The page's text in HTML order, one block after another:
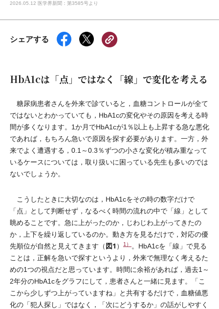
2026.05.12 医学界新聞：第3585号より
シェアする
HbA1cは「点」ではなく「線」で変化を考える
糖尿病患者さんを外来で診ていると，血糖コントロールが全て
ではないとわかっていても，HbA1cの変化やその原因を考える時
間が多くなります。1か月でHbA1cが1％以上も上昇する急な悪化
であれば，もちろん急いで原因を探す必要があります。一方，外
来でよく遭遇する，0.1～0.3％ずつの小さな変化が積み重なって
いるケースについては，取り扱いに困っている先生も多いのでは
ないでしょうか。
こうしたときに大切なのは，HbA1cをその時の数字だけで
「点」として判断せず，なるべく時間の流れの中で「線」として
眺めることです。急に上がったのか，じわじわ上がってきたの
か，上下を繰り返しているのか。動き方を見るだけで，対応の優
先順位が自然と見えてきます（図1 ） 1）
。HbA1cを「線」で見る
ことは，正解を急いで探すというより，外来で無理なく考えるた
めの1つの視点だと思っています。時間に余裕があれば，過去1～
2年分のHbA1cをグラフにして，患者さんと一緒に見ます。「こ
こから少しずつ上がっていますね」と共有するだけで，血糖値悪
化の「犯人探し」ではなく，「次にどうするか」の話がしやすく